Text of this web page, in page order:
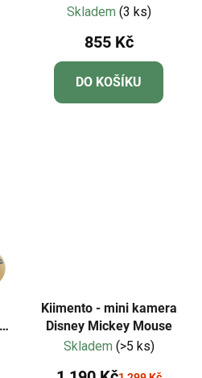
PANDA
Skladem (3 ks)
855 Kč
DO KOŠÍKU
Kiimento - mini kamera
Disney Mickey Mouse
Skladem (>5 ks)